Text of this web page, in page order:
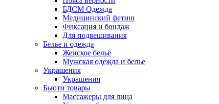
БДСМ Одежда
Медицинский фетиш
Фиксация и бондаж
Для подвешивания
Белье и одежда
Женское бельё
Мужская одежда и белье
Украшения
Украшения
Бьюти товары
Массажеры для лица